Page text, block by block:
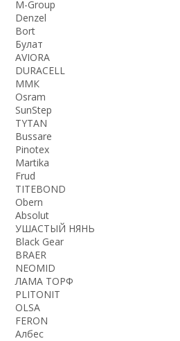
M-Group
Denzel
Bort
Булат
AVIORA
DURACELL
ММК
Osram
SunStep
TYTAN
Bussare
Pinotex
Martika
Frud
TITEBOND
Obern
Absolut
УШАСТЫЙ НЯНЬ
Black Gear
BRAER
NEOMID
ЛАМА ТОРФ
PLITONIT
OLSA
FERON
Албес